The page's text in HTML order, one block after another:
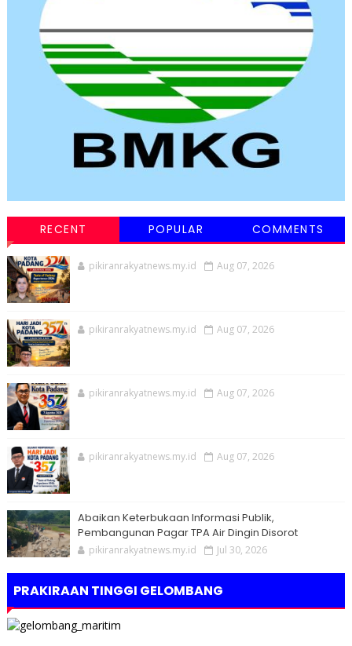
RECENT POPULAR COMMENTS
pikiranrakyatnews.my.id Aug 07, 2026
pikiranrakyatnews.my.id Aug 07, 2026
pikiranrakyatnews.my.id Aug 07, 2026
pikiranrakyatnews.my.id Aug 07, 2026
Abaikan Keterbukaan Informasi Publik,
Pembangunan Pagar TPA Air Dingin Disorot
pikiranrakyatnews.my.id Jul 30, 2026
PRAKIRAAN TINGGI GELOMBANG